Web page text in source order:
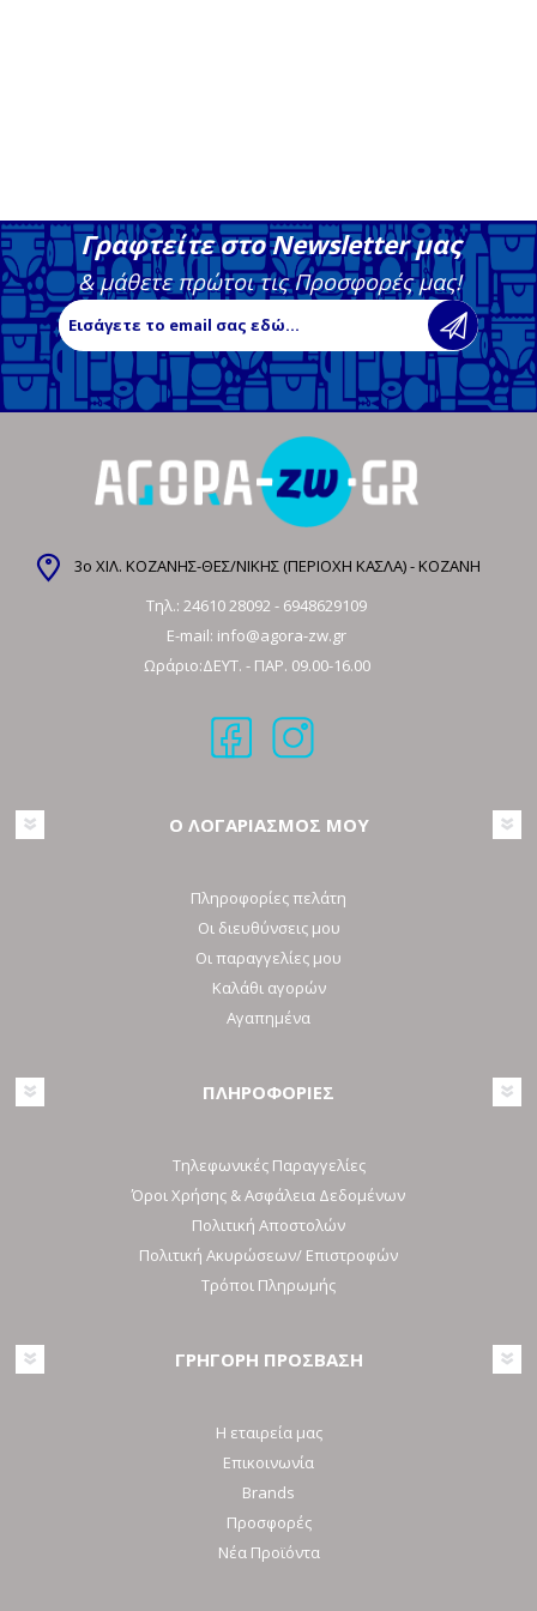
Γραφτείτε στο Newsletter μας
& μάθετε πρώτοι τις Προσφορές μας!
3ο ΧΙΛ. ΚΟΖΑΝΗΣ-ΘΕΣ/ΝΙΚΗΣ (ΠΕΡΙΟΧΗ ΚΑΣΛΑ) - ΚΟΖΑΝΗ
Τηλ.: 24610 28092- 6948629109
E-mail: info@agora-zw.gr
Ωράριο:ΔΕΥΤ. - ΠΑΡ. 09.00-16.00
Ο ΛΟΓΑΡΙΑΣΜΟΣ ΜΟΥ
Πληροφορίες πελάτη
Οι διευθύνσεις μου
Οι παραγγελίες μου
Καλάθι αγορών
Αγαπημένα
ΠΛΗΡΟΦΟΡΙΕΣ
Τηλεφωνικές Παραγγελίες
Όροι Χρήσης & Ασφάλεια Δεδομένων
Πολιτική Αποστολών
Πολιτική Ακυρώσεων/ Επιστροφών
Τρόποι Πληρωμής
ΓΡΗΓΟΡΗ ΠΡΟΣΒΑΣΗ
Η εταιρεία μας
Επικοινωνία
Brands
Προσφορές
Νέα Προϊόντα